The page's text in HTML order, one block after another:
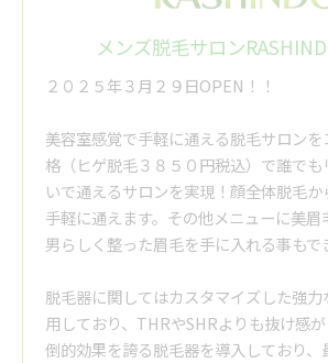
メンズ脱毛サロン
２０２５年３月２９日OPEN！！
美容室感覚で手軽に通える脱毛サロン
格（ヒゲ脱毛３８５０円税込）で誰で
いで通えるサロンを実現！顔全体脱毛
手軽に通えます。その他メニューに美眉
男らしく整った眉毛を手に入れる事もで
脱毛器に関してはカスタマイズした強
用しており、THRやSHRよりも抜け感
倒的効果を誇る脱毛器を導入しており、